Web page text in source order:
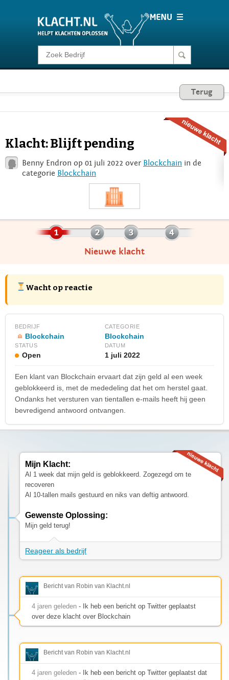
Klacht melden
Consumentenrecht Terug
Klacht: Blijft pending
Benny Endron op 01 juli 2022 over Blockchain in de
categorie Blockchain
Nieuwe klacht
Wacht op reactie
BEDRIJF
Blockchain
CATEGORIE
Blockchain
STATUS
Open
DATUM
1 juli 2022
Een klant van Blockchain ervaart dat zijn geld al een week
geblokkeerd is, met de mededeling dat het om herstel gaat.
Ondanks het versturen van tientallen e-mails heeft hij geen
bevredigend antwoord ontvangen.
Mijn Klacht:
Al 1 week dat mijn geld is geblokkeerd. Zogezegd om te
recoveren
Al 10-tallen mails gestuurd en niks van deftig antwoord.
Gewenste Oplossing:
Mijn geld terug!
Reageer als bedrijf
Bericht van Robin van Klacht.nl
4 jaren geleden - Ik heb een bericht op Twitter geplaatst
over deze klacht over Blockchain
Bericht van Robin van Klacht.nl
4 jaren geleden - Ik heb een bericht op Twitter geplaatst dat